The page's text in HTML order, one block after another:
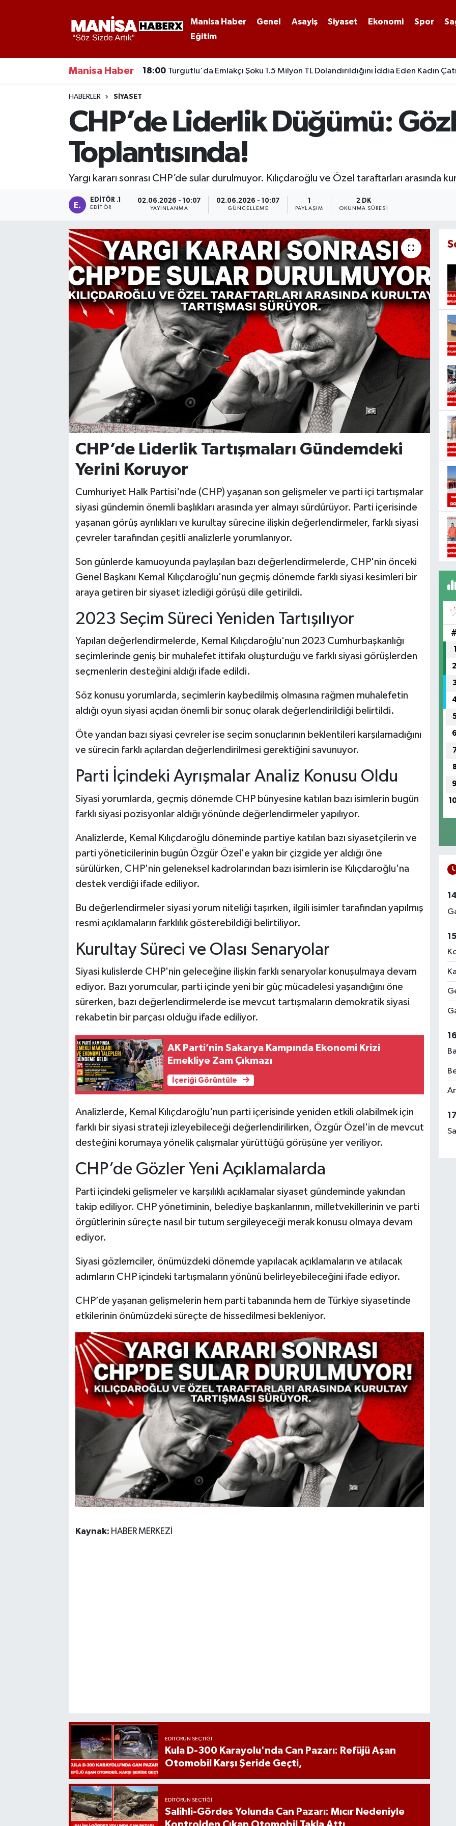
Manisa Haber Genel Asayiş Siyaset Ekonomi Spor
Eğitim
Manisa Haber 18:00 Turgutlu'da Emlakçı Şoku 1.5 Milyon TL Dolandırıldığını İddia Eden Kadın
HABERLER SIYASET
CHP’de Liderlik Düğümü:
Toplantısında!
Yargı kararı sonrası CHP’de sular durulmuyor. Kılıçdaroğlu ve Özel taraftarları arasında
EDITÖR .1
EDITÖR
02.06.2026 - 10:07
YAYINLANMA
02.06.2026 - 10:07
GÜNCELLEME PAYLAŞIM
2 DK
OKUNMA SÜRESI
CHP’de Liderlik Tartışmaları Gündemdeki
Yerini Koruyor
Cumhuriyet Halk Partisi'nde (CHP) yaşanan son gelişmeler ve parti içi tartışmalar
siyasi gündemin önemli başlıkları arasında yer almayı sürdürüyor. Parti içerisinde
yaşanan görüş ayrılıkları ve kurultay sürecine ilişkin değerlendirmeler, farklı siyasi
çevreler tarafından çeşitli analizlerle yorumlanıyor.
Son günlerde kamuoyunda paylaşılan bazı değerlendirmelerde, CHP'nin önceki
Genel Başkanı Kemal Kılıçdaroğlu'nun geçmiş dönemde farklı siyasi kesimleri bir
araya getiren bir siyaset izlediği görüşü dile getirildi.
2023 Seçim Süreci Yeniden Tartışılıyor
Yapılan değerlendirmelerde, Kemal Kılıçdaroğlu'nun 2023 Cumhurbaşkanlığı
seçimlerinde geniş bir muhalefet ittifakı oluşturduğu ve farklı siyasi görüşlerden
seçmenlerin desteğini aldığı ifade edildi.
Söz konusu yorumlarda, seçimlerin kaybedilmiş olmasına rağmen muhalefetin
aldığı oyun siyasi açıdan önemli bir sonuç olarak değerlendirildiği belirtildi.
Öte yandan bazı siyasi çevreler ise seçim sonuçlarının beklentileri karşılamadığını
ve sürecin farklı açılardan değerlendirilmesi gerektiğini savunuyor.
Parti İçindeki Ayrışmalar Analiz Konusu Oldu
Siyasi yorumlarda, geçmiş dönemde CHP bünyesine katılan bazı isimlerin bugün
farklı siyasi pozisyonlar aldığı yönünde değerlendirmeler yapılıyor.
Analizlerde, Kemal Kılıçdaroğlu döneminde partiye katılan bazı siyasetçilerin ve
parti yöneticilerinin bugün Özgür Özel'e yakın bir çizgide yer aldığı öne
sürülürken, CHP'nin geleneksel kadrolarından bazı isimlerin ise Kılıçdaroğlu'na
destek verdiği ifade ediliyor.
Bu değerlendirmeler siyasi yorum niteliği taşırken, ilgili isimler tarafından yapılmış
resmi açıklamaların farklılık gösterebildiği belirtiliyor.
Kurultay Süreci ve Olası Senaryolar
Siyasi kulislerde CHP'nin geleceğine ilişkin farklı senaryolar konuşulmaya devam
ediyor. Bazı yorumcular, parti içinde yeni bir güç mücadelesi yaşandığını öne
sürerken, bazı değerlendirmelerde ise mevcut tartışmaların demokratik siyasi
rekabetin bir parçası olduğu ifade ediliyor.
AK Parti’nin Sakarya Kampında Ekonomi Krizi
Emekliye Zam Çıkmazı
İçeriği Görüntüle
Analizlerde, Kemal Kılıçdaroğlu'nun parti içerisinde yeniden etkili olabilmek için
farklı bir siyasi strateji izleyebileceği değerlendirilirken, Özgür Özel'in de mevcut
desteğini korumaya yönelik çalışmalar yürüttüğü görüşüne yer veriliyor.
CHP’de Gözler Yeni Açıklamalarda
Parti içindeki gelişmeler ve karşılıklı açıklamalar siyaset gündeminde yakından
takip ediliyor. CHP yönetiminin, belediye başkanlarının, milletvekillerinin ve parti
örgütlerinin süreçte nasıl bir tutum sergileyeceği merak konusu olmaya devam
ediyor.
Siyasi gözlemciler, önümüzdeki dönemde yapılacak açıklamaların ve atılacak
adımların CHP içindeki tartışmaların yönünü belirleyebileceğini ifade ediyor.
CHP’de yaşanan gelişmelerin hem parti tabanında hem de Türkiye siyasetinde
etkilerinin önümüzdeki süreçte de hissedilmesi bekleniyor.
Kaynak: HABER MERKEZİ
EDITÖRÜN SEÇTIĞI
Kula D-300 Karayolu'nda Can Pazarı: Refüjü Aşan
Otomobil Karşı Şeride Geçti,
EDITÖRÜN SEÇTIĞI
Salihli-Gördes Yolunda Can Pazarı: Mıcır Nedeniyle
#
1
2
6
9
Kültür-Sanat
Manisaspor
Gizlilik Sözleşmesi
Manisa Nöbetçi Eczaneler
Manisa Hava Durumu
Manisa Trafik Yoğunluk Haritası
Süper Lig Puan Durumu ve Fikstür
Son Dakika Haberleri